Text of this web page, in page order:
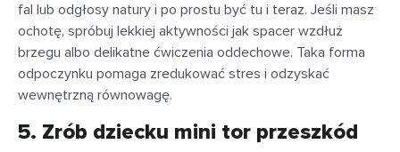
fal lub odgłosy natury i po prostu być tu i teraz. Jeśli masz
ochotę, spróbuj lekkiej aktywności jak spacer wzdłuż
brzegu albo delikatne ćwiczenia oddechowe. Taka forma
odpoczynku pomaga zredukować stres i odzyskać
wewnętrzną równowagę.
5. Zrób dziecku mini tor przeszkód